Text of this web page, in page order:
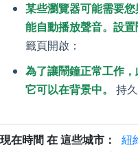
某些瀏覽器可能需要
能自動播放聲音。設置
籤頁開啟：
為了讓鬧鐘正常工作，
它可以在背景中。
持
現在時間 在 這些城市： 紐